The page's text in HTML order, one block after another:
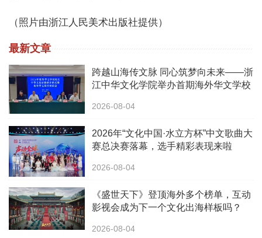
（照片由浙江人民美术出版社提供）
最新文章
跨越山海传文脉 同心筑梦向未来——浙
江中华文化学院举办首期海外华文学校
2026-08-04
2026年“文化中国·水立方杯”中文歌曲大
赛总决赛落幕，选手精彩表现来啦
2026-08-04
《盛世天下》登顶海外多个榜单，互动
影视会成为下一个文化出海样板吗？
2026-08-04